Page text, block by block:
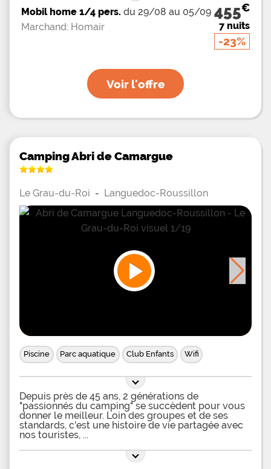
Mobil home 1/4 pers. du 29/08 au 05/09
Marchand: Homair
455€
7 nuits
-23%
Voir l'offre
Camping Abri de Camargue
Le Grau-du-Roi - Languedoc-Roussillon
Piscine Parc aquatique Club Enfants Wifi
Depuis près de 45 ans, 2 générations de
"passionnés du camping" se succèdent pour vous
donner le meilleur. Loin des groupes et de ses
standards, c'est une histoire de vie partagée avec
nos touristes,